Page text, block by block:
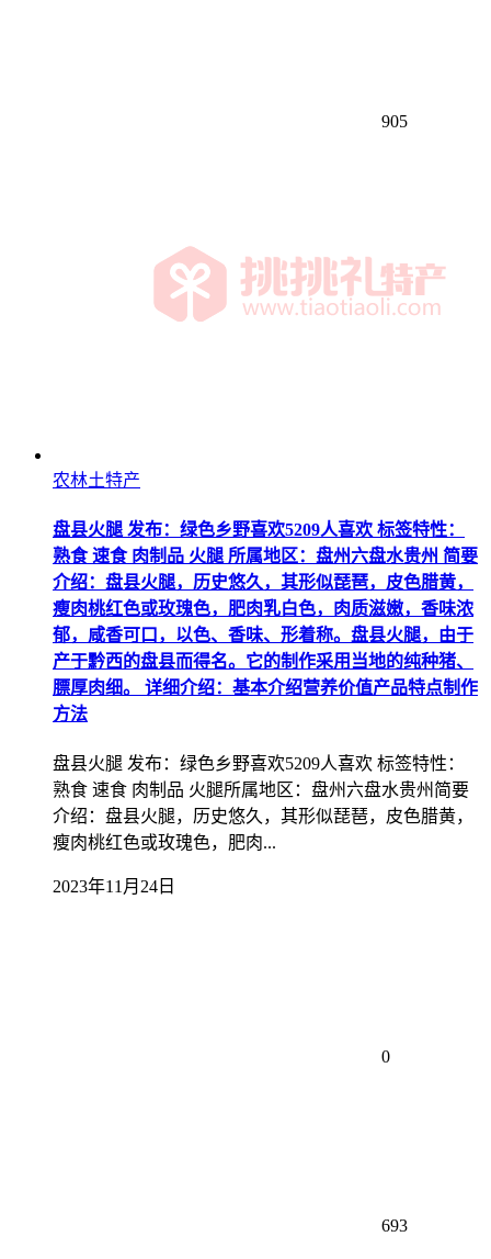
905
农林土特产
盘县火腿 发布：绿色乡野喜欢5209人喜欢 标签特性：
熟食 速食 肉制品 火腿 所属地区：盘州六盘水贵州 简要
介绍：盘县火腿，历史悠久，其形似琵琶，皮色腊黄，
瘦肉桃红色或玫瑰色，肥肉乳白色，肉质滋嫩，香味浓
郁，咸香可口，以色、香味、形着称。盘县火腿，由于
产于黔西的盘县而得名。它的制作采用当地的纯种猪、
膘厚肉细。 详细介绍：基本介绍营养价值产品特点制作
方法
盘县火腿 发布：绿色乡野喜欢5209人喜欢 标签特性：
熟食 速食 肉制品 火腿所属地区：盘州六盘水贵州简要
介绍：盘县火腿，历史悠久，其形似琵琶，皮色腊黄，
瘦肉桃红色或玫瑰色，肥肉...
2023年11月24日
0
693